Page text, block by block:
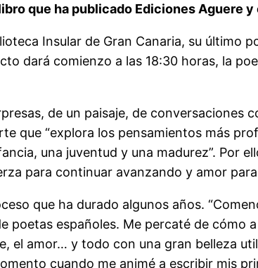
que ha publicado Ediciones Aguere
Insular de Gran Canaria, su último
dará comienzo a las 18:30 horas, la
de un paisaje, de conversaciones
que “explora los pensamientos más
una juventud y una madurez”. Por
para continuar avanzando y amor para
que ha durado algunos años.
poetas españoles. Me percaté de cómo
el amor… y todo con una gran belleza
cuando me animé a escribir mis